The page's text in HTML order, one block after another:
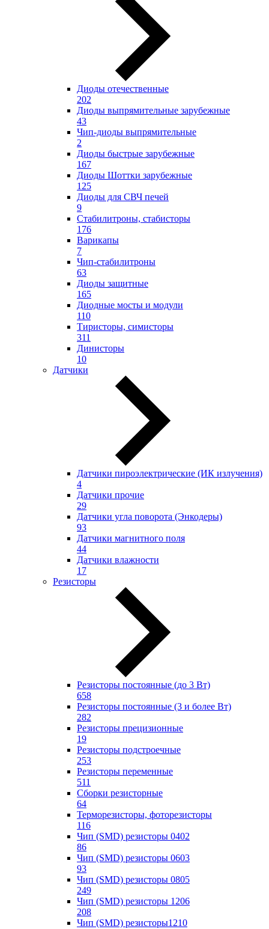
Диоды отечественные
202
Диоды выпрямительные зарубежные
43
Чип-диоды выпрямительные
2
Диоды быстрые зарубежные
167
Диоды Шоттки зарубежные
125
Диоды для СВЧ печей
9
Стабилитроны, стабисторы
176
Варикапы
7
Чип-стабилитроны
63
Диоды защитные
165
Диодные мосты и модули
110
Тиристоры, симисторы
311
Динисторы
10
Датчики
Датчики пироэлектрические (ИК излучения)
4
Датчики прочие
29
Датчики угла поворота (Энкодеры)
93
Датчики магнитного поля
44
Датчики влажности
17
Резисторы
Резисторы постоянные (до 3 Вт)
658
Резисторы постоянные (3 и более Вт)
282
Резисторы прецизионные
19
Резисторы подстроечные
253
Резисторы переменные
511
Сборки резисторные
64
Терморезисторы, фоторезисторы
116
Чип (SMD) резисторы 0402
86
Чип (SMD) резисторы 0603
93
Чип (SMD) резисторы 0805
249
Чип (SMD) резисторы 1206
208
Чип (SMD) резисторы1210